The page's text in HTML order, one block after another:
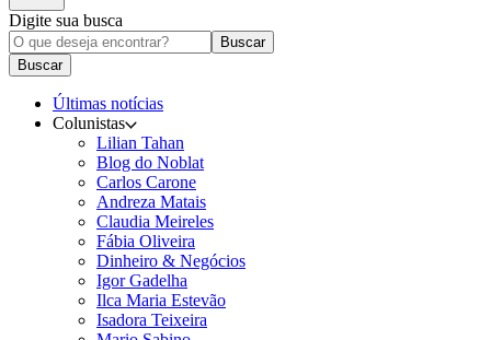
Digite sua busca
Buscar
Buscar
Últimas notícias
Colunistas
Lilian Tahan
Blog do Noblat
Carlos Carone
Andreza Matais
Claudia Meireles
Fábia Oliveira
Dinheiro & Negócios
Igor Gadelha
Ilca Maria Estevão
Isadora Teixeira